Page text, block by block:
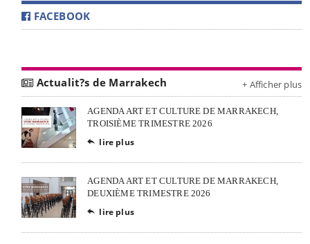
FACEBOOK
Actualit?s de Marrakech + Afficher plus
AGENDA ART ET CULTURE DE MARRAKECH,
TROISIÈME TRIMESTRE 2026
 lire plus
AGENDA ART ET CULTURE DE MARRAKECH,
DEUXIÈME TRIMESTRE 2026
 lire plus